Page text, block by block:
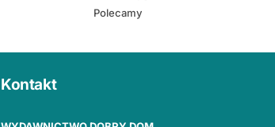
Polecamy
Kontakt